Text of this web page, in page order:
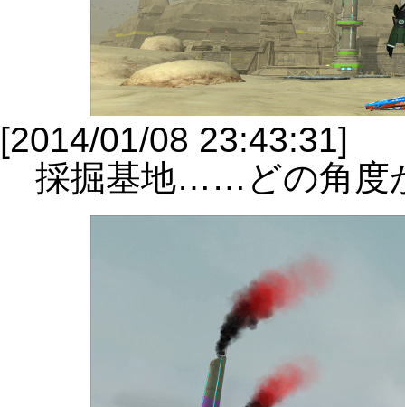
[2014/01/08 23:43:31]
採掘基地……どの角度